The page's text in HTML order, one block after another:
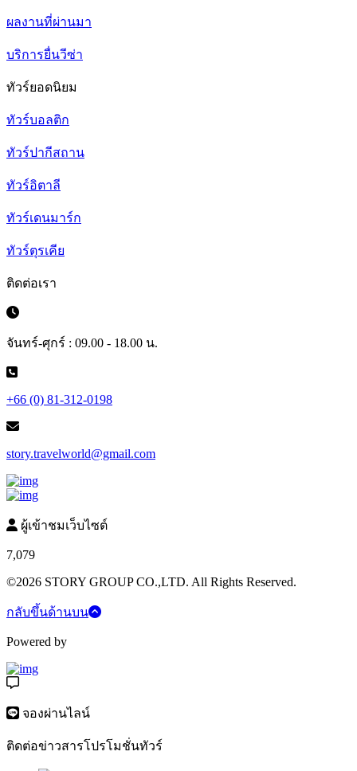
ผลงานที่ผ่านมา
บริการยื่นวีซ่า
ทัวร์ยอดนิยม
ทัวร์บอลติก
ทัวร์ปากีสถาน
ทัวร์อิตาลี
ทัวร์เดนมาร์ก
ทัวร์ตุรเคีย
ติดต่อเรา
จันทร์-ศุกร์ : 09.00 - 18.00 น.
+66 (0) 81-312-0198
story.travelworld@gmail.com
ผู้เข้าชมเว็บไซต์
7,079
©2026 STORY GROUP CO.,LTD. All Rights Reserved.
กลับขึ้นด้านบน
Powered by
จองผ่านไลน์
ติดต่อข่าวสารโปรโมชั่นทัวร์